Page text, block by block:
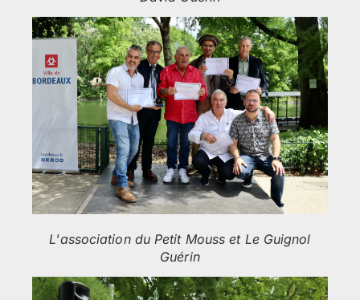
L'association du Petit Mouss et Le Guignol
Guérin